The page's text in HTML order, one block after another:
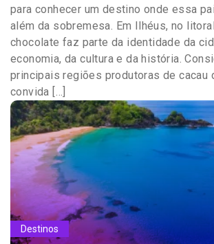
para conhecer um destino onde essa
além da sobremesa. Em Ilhéus, no
chocolate faz parte da identidade da
economia, da cultura e da história.
principais regiões produtoras de cacau
convida […]
Destinos